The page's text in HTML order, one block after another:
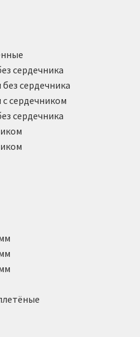
сердечника
сердечника
сердечником
сердечника